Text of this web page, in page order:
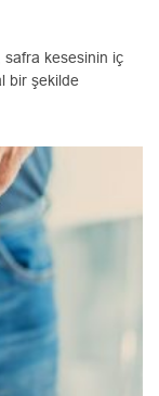
safra kesesinin iç
bir şekilde